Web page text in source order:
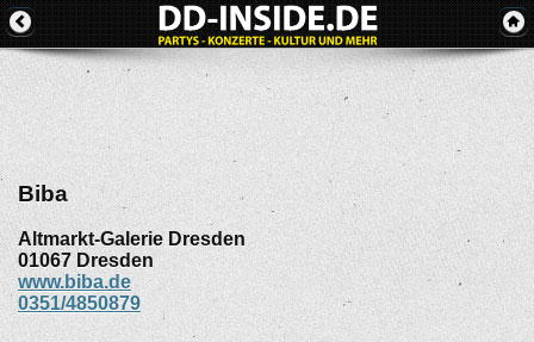
Biba
Altmarkt-Galerie Dresden
01067 Dresden
www.biba.de
0351/4850879